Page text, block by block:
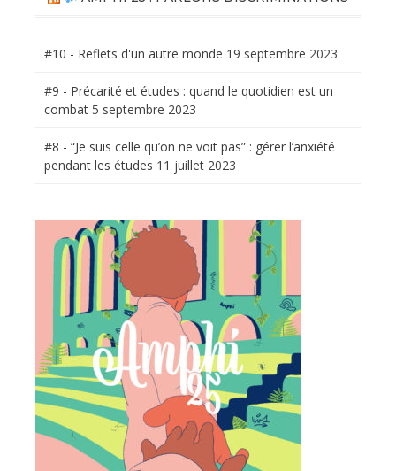
#10 - Reflets d'un autre monde 19 septembre 2023
#9 - Précarité et études : quand le quotidien est un
combat 5 septembre 2023
#8 - “Je suis celle qu’on ne voit pas” : gérer l’anxiété
pendant les études 11 juillet 2023